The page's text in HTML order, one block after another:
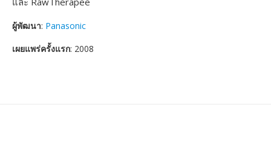
ผู้พัฒนา: Panasonic
เผยแพร่ครั้งแรก: 2008